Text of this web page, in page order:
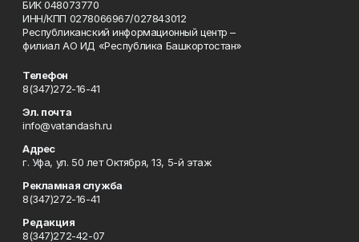
БИК 048073770
ИНН/КПП 0278066967/027843012
Республиканский информационный центр –
филиал АО ИД «Республика Башкортостан»
Телефон
8(347)272-16-41
Эл. почта
info@vatandash.ru
Адрес
г. Уфа, ул. 50 лет Октября, 13, 5-й этаж
Рекламная служба
8(347)272-16-41
Редакция
8(347)272-42-07